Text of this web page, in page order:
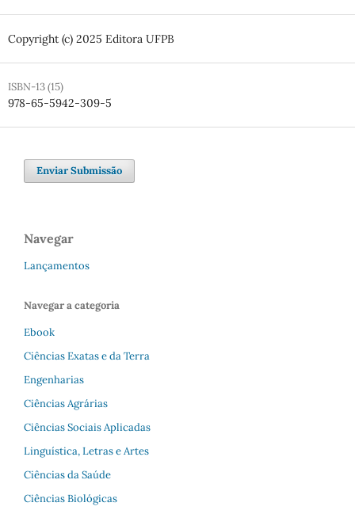
Copyright (c) 2025 Editora UFPB
ISBN-13 (15)
978-65-5942-309-5
Enviar Submissão
Navegar
Lançamentos
Navegar a categoria
Ebook
Ciências Exatas e da Terra
Engenharias
Ciências Agrárias
Ciências Sociais Aplicadas
Linguística, Letras e Artes
Ciências da Saúde
Ciências Biológicas